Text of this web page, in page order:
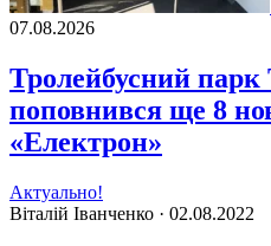
07.08.2026
Тролейбусний парк
поповнився ще 8
«Електрон»
Актуально!
Віталій Іванченко · 02.08.2022